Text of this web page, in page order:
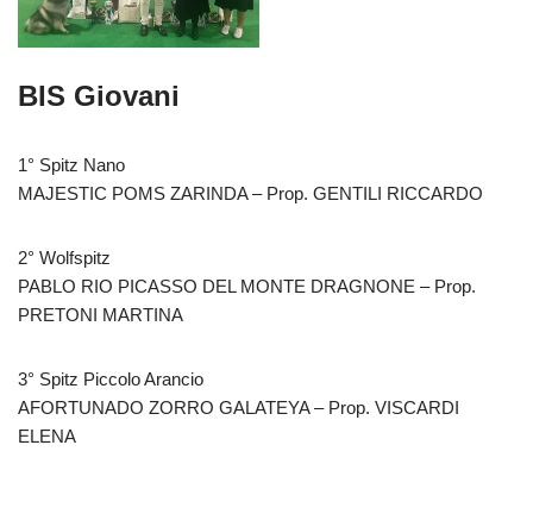
BIS Giovani
1° Spitz Nano
MAJESTIC POMS ZARINDA – Prop. GENTILI RICCARDO
2° Wolfspitz
PABLO RIO PICASSO DEL MONTE DRAGNONE – Prop.
PRETONI MARTINA
3° Spitz Piccolo Arancio
AFORTUNADO ZORRO GALATEYA – Prop. VISCARDI
ELENA